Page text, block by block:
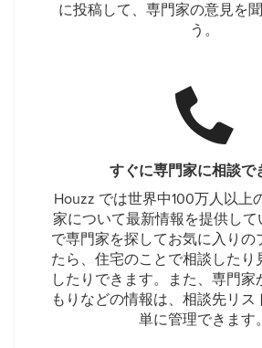
に投稿して、専門家の意見を
う。
すぐに専門家に相談で
Houzz では世界中100万人以上
家について最新情報を提供して
で専門家を探してお気に入りの
たら、住宅のことで相談したり
したりできます。また、専門家
もりなどの情報は、相談先リス
単に管理できます。